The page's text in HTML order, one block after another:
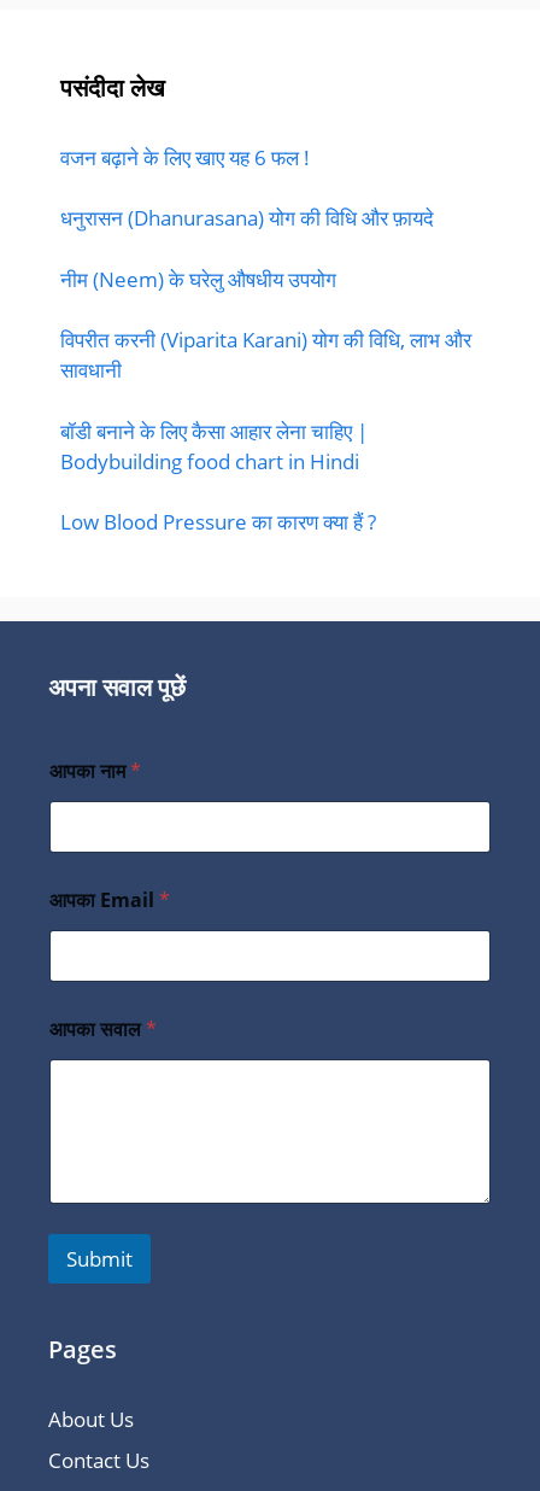
पसंदीदा लेख
वजन बढ़ाने के लिए खाए यह 6 फल !
धनुरासन (Dhanurasana) योग की विधि और फ़ायदे
नीम (Neem) के घरेलु औषधीय उपयोग
विपरीत करनी (Viparita Karani) योग की विधि, लाभ और
सावधानी
बॉडी बनाने के लिए कैसा आहार लेना चाहिए |
Bodybuilding food chart in Hindi
Low Blood Pressure का कारण क्या हैं ?
अपना सवाल पूछें
आपका नाम*
आपका Email *
आपका सवाल*
Submit
Pages
About Us
Contact Us